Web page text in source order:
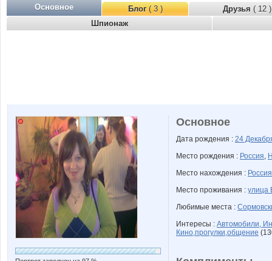
Основное Блог( 3 ) Друзья ( 12 )
Шпионаж
Основное
Дата рождения : 24
Место рождения : Россия,
Место нахождения : Россия
Место проживания : улица
Любимые места :
Интересы : Автомобили,
Кино,прогулки,общение